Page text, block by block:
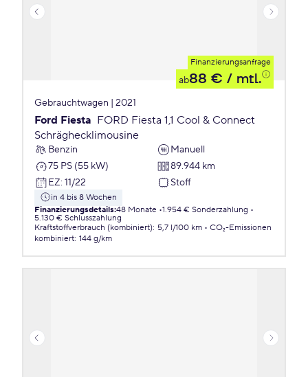
Finanzierungsanfrage
ab88 € / mtl.
Gebrauchtwagen | 2021
Ford Fiesta FORD Fiesta 1,1 Cool & Connect
Schräghecklimousine
Benzin
Manuell
75 PS (55 kW)
89.944 km
EZ: 11/22 Stoff
in 4 bis 8 Wochen
Finanzierungsdetails:48 Monate 1.954 € Sonderzahlung
5.130 € Schlusszahlung
Kraftstoffverbrauch (kombiniert): 5,7 l/100 km
CO₂-Emissionen
kombiniert: 144 g/km